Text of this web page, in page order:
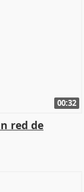
00:32
red de